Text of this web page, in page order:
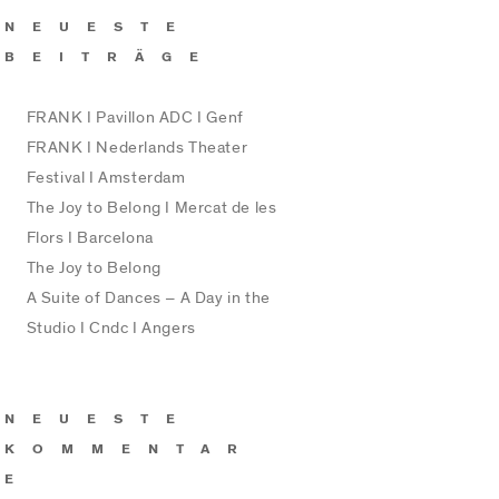
NEUESTE
BEITRÄGE
FRANK I Pavillon ADC I Genf
FRANK I Nederlands Theater
Festival I Amsterdam
The Joy to Belong I Mercat de les
Flors I Barcelona
The Joy to Belong
A Suite of Dances – A Day in the
Studio I Cndc I Angers
NEUESTE
KOMMENTAR
E